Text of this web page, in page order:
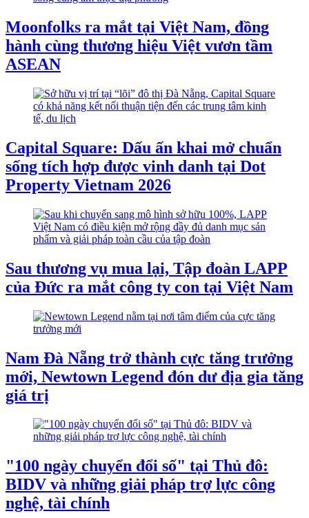
Moonfolks ra mắt tại Việt Nam, đồng
hành cùng thương hiệu Việt vươn tầm
ASEAN
Capital Square: Dấu ấn khai mở chuẩn
sống tích hợp được vinh danh tại Dot
Property Vietnam 2026
Sau thương vụ mua lại, Tập đoàn LAPP
của Đức ra mắt công ty con tại Việt Nam
Nam Đà Nẵng trở thành cực tăng trưởng
mới, Newtown Legend đón dư địa gia tăng
giá trị
"100 ngày chuyển đổi số" tại Thủ đô:
BIDV và những giải pháp trợ lực công
nghệ, tài chính